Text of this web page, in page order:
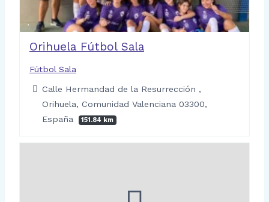
Orihuela Fútbol Sala
Fútbol Sala
Calle Hermandad de la Resurrección ,
Orihuela, Comunidad Valenciana 03300,
España
151.84 km